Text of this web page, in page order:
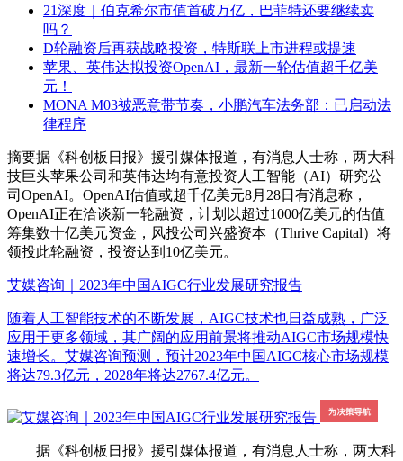
21深度｜伯克希尔市值首破万亿，巴菲特还要继续卖
吗？
D轮融资后再获战略投资，特斯联上市进程或提速
苹果、英伟达拟投资OpenAI，最新一轮估值超千亿美
元！
MONA M03被恶意带节奏，小鹏汽车法务部：已启动法
律程序
摘要据《科创板日报》援引媒体报道，有消息人士称，两大科
技巨头苹果公司和英伟达均有意投资人工智能（AI）研究公
司OpenAI。OpenAI估值或超千亿美元8月28日有消息称，
OpenAI正在洽谈新一轮融资，计划以超过1000亿美元的估值
筹集数十亿美元资金，风投公司兴盛资本（Thrive Capital）将
领投此轮融资，投资达到10亿美元。
艾媒咨询｜2023年中国AIGC行业发展研究报告
随着人工智能技术的不断发展，AIGC技术也日益成熟，广泛
应用于更多领域，其广阔的应用前景将推动AIGC市场规模快
速增长。艾媒咨询预测，预计2023年中国AIGC核心市场规模
将达79.3亿元，2028年将达2767.4亿元。
据《科创板日报》援引媒体报道，有消息人士称，两大科